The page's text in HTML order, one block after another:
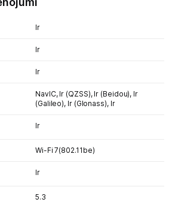
Ir
Ir
Ir
NavIC, Ir (QZSS), Ir (Beidou), Ir
(Galileo), Ir (Glonass), Ir
Ir
Wi-Fi 7(802.11be)
Ir
5.3